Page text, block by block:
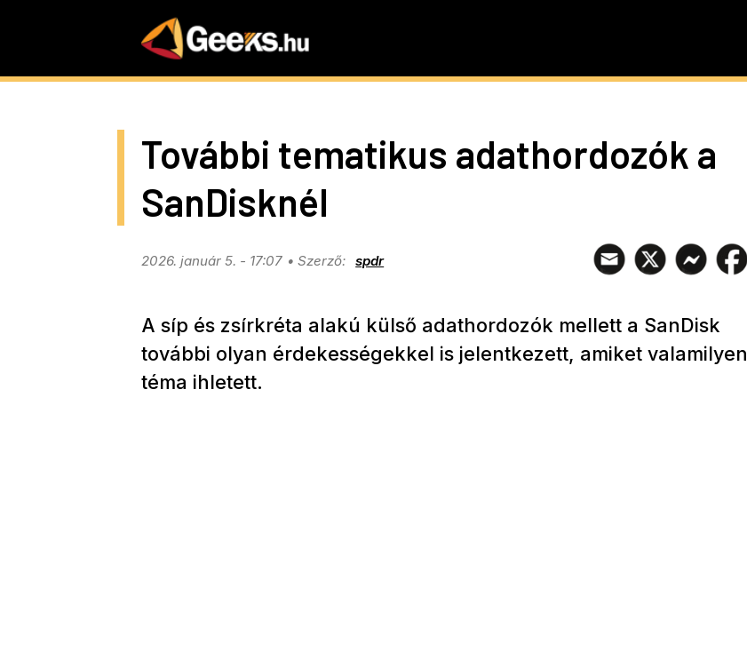
További tematikus adathordozók a
SanDisknél
2026. január 5. - 17:07 spdr
A síp és zsírkréta alakú külső adathordozók mellett a SanDisk
további olyan érdekességekkel is jelentkezett, amiket valamilyen
téma ihletett.